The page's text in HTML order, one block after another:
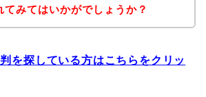
てみてはいかがでしょうか？
を探している方はこちらをクリッ